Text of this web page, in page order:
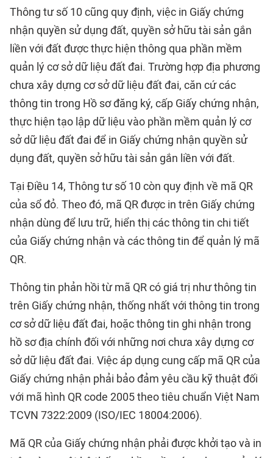
Thông tư số 10 cũng quy định, việc in Giấy chứng
nhận quyền sử dụng đất, quyền sở hữu tài sản gắn
liền với đất được thực hiện thông qua phần mềm
quản lý cơ sở dữ liệu đất đai. Trường hợp địa phương
chưa xây dựng cơ sở dữ liệu đất đai, căn cứ các
thông tin trong Hồ sơ đăng ký, cấp Giấy chứng nhận,
thực hiện tạo lập dữ liệu vào phần mềm quản lý cơ
sở dữ liệu đất đai để in Giấy chứng nhận quyền sử
dụng đất, quyền sở hữu tài sản gắn liền với đất.
Tại Điều 14, Thông tư số 10 còn quy định về mã QR
của sổ đỏ. Theo đó, mã QR được in trên Giấy chứng
nhận dùng để lưu trữ, hiển thị các thông tin chi tiết
của Giấy chứng nhận và các thông tin để quản lý mã
QR.
Thông tin phản hồi từ mã QR có giá trị như thông tin
trên Giấy chứng nhận, thống nhất với thông tin trong
cơ sở dữ liệu đất đai, hoặc thông tin ghi nhận trong
hồ sơ địa chính đối với những nơi chưa xây dựng cơ
sở dữ liệu đất đai. Việc áp dụng cung cấp mã QR của
Giấy chứng nhận phải bảo đảm yêu cầu kỹ thuật đối
với mã hình QR code 2005 theo tiêu chuẩn Việt Nam
TCVN 7322:2009 (ISO/IEC 18004:2006).
Mã QR của Giấy chứng nhận phải được khởi tạo và in